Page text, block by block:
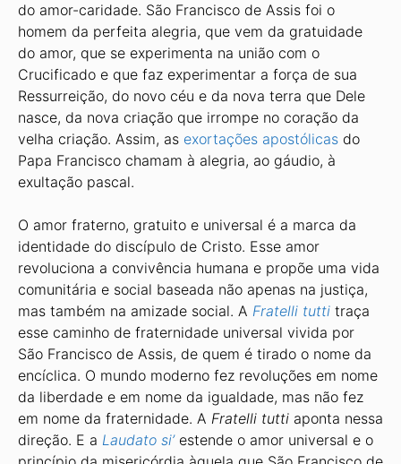
do amor-caridade. São Francisco de Assis foi o
homem da perfeita alegria, que vem da gratuidade
do amor, que se experimenta na união com o
Crucificado e que faz experimentar a força de sua
Ressurreição, do novo céu e da nova terra que Dele
nasce, da nova criação que irrompe no coração da
velha criação. Assim, as exortações apostólicas do
Papa Francisco chamam à alegria, ao gáudio, à
exultação pascal.
O amor fraterno, gratuito e universal é a marca da
identidade do discípulo de Cristo. Esse amor
revoluciona a convivência humana e propõe uma vida
comunitária e social baseada não apenas na justiça,
mas também na amizade social. A Fratelli tutti traça
esse caminho de fraternidade universal vivida por
São Francisco de Assis, de quem é tirado o nome da
encíclica. O mundo moderno fez revoluções em nome
da liberdade e em nome da igualdade, mas não fez
em nome da fraternidade. A Fratelli tutti aponta nessa
direção. E a Laudato si’estende o amor universal e o